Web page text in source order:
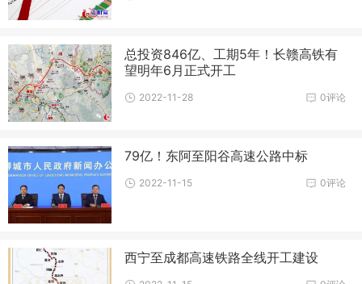
总投资846亿、工期5年！长赣高铁有
望明年6月正式开工
0评论
2022-11-28
79亿！东阿至阳谷高速公路中标
0评论
2022-11-15
西宁至成都高速铁路全线开工建设